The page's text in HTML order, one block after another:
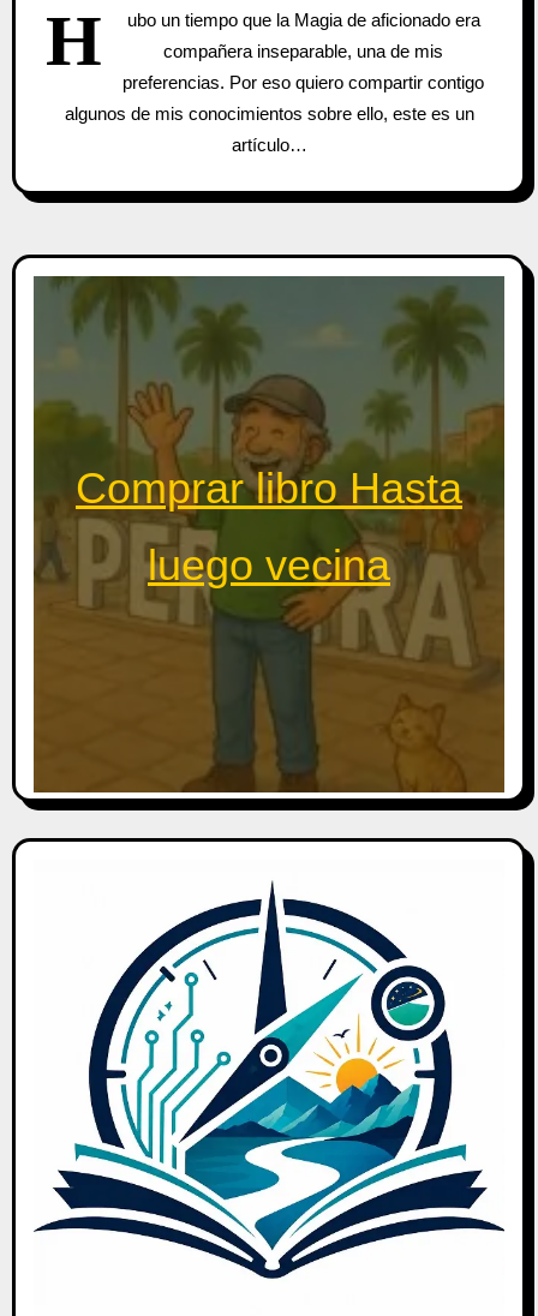
H
ubo un tiempo que la Magia de aficionado era
compañera inseparable, una de mis
preferencias. Por eso quiero compartir contigo
algunos de mis conocimientos sobre ello, este es un
artículo…
Comprar libro Hasta
luego vecina